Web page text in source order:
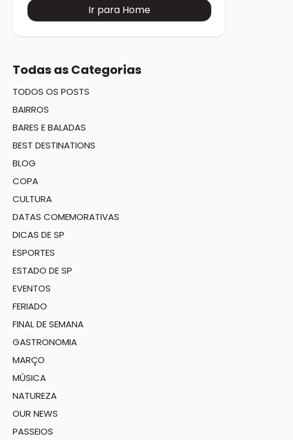
Ir para Home
Todas as Categorias
TODOS OS POSTS
BAIRROS
BARES E BALADAS
BEST DESTINATIONS
BLOG
COPA
CULTURA
DATAS COMEMORATIVAS
DICAS DE SP
ESPORTES
ESTADO DE SP
EVENTOS
FERIADO
FINAL DE SEMANA
GASTRONOMIA
MARÇO
MÚSICA
NATUREZA
OUR NEWS
PASSEIOS